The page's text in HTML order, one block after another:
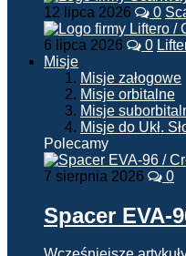
12 lipca 2026 0
6 lipca 2026 0
Misje
Misje załogowe
Misje orbitalne
Misje
Misje do Ukł.
Polecamy
7 sierpnia 2026 0
Spacer EVA-